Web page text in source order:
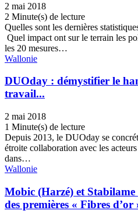
2 mai 2018
2 Minute(s) de lecture
Quelles sont les dernières
Quel impact ont sur le terrain les
les 20 mesures…
Wallonie
DUOday : démystifier le
travail...
2 mai 2018
1 Minute(s) de lecture
Depuis 2013, le DUOday se
étroite collaboration avec les
dans…
Wallonie
Mobic (Harzé) et
des premières « Fibres d’or